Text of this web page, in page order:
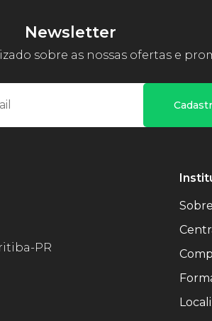
Newsletter
sobre as nossas ofertas e
PR